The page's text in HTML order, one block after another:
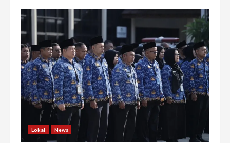
Lokal News